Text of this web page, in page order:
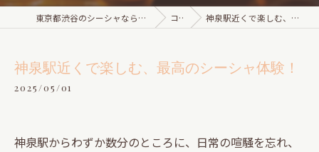
東京都渋谷のシーシャならami Luxury Bar & Shisha コラム 神泉駅近くで楽しむ、最高のシーシャ体験！
神泉駅近くで楽しむ、最高のシーシャ体験！
2025/05/01
神泉駅からわずか数分のところに、日常の喧騒を忘れ、